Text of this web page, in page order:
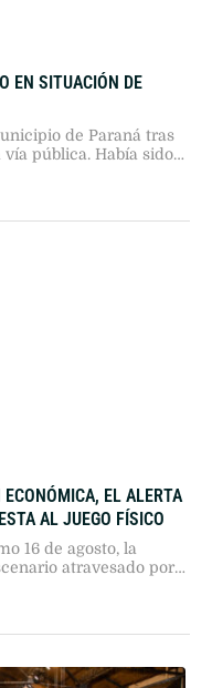
EN SITUACIÓN DE
de Paraná tras
pública. Había sido
Aires un mes atrás y
EL ALERTA
AL JUEGO FÍSICO
16 de agosto, la
atravesado por
de la natalidad.